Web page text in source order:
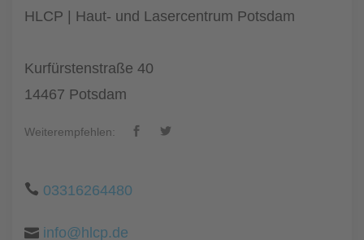
HLCP | Haut- und Lasercentrum Potsdam
Kurfürstenstraße 40
14467 Potsdam
Weiterempfehlen:
03316264480
info@hlcp.de